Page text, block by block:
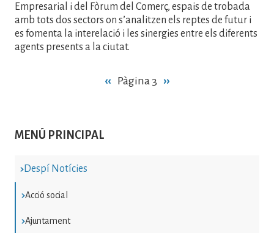
MENÚ PRINCIPAL
Despí Notícies
Acció social
Ajuntament
Empresarial i del Fòrum del Comerç, espais de trobada
amb tots dos sectors on s’analitzen els reptes de futur i
es fomenta la interelació i les sinergies entre els diferents
agents presents a la ciutat.
Pàgina
‹‹ Pàgina 3 Pàgina
››